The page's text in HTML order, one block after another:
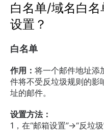
白名单/域名白
设置？
白名单
作用： 将一个邮件地址添
件将不受反垃圾规则的影
址的邮件。
设置方法：
1，在“邮箱设置”->“反垃